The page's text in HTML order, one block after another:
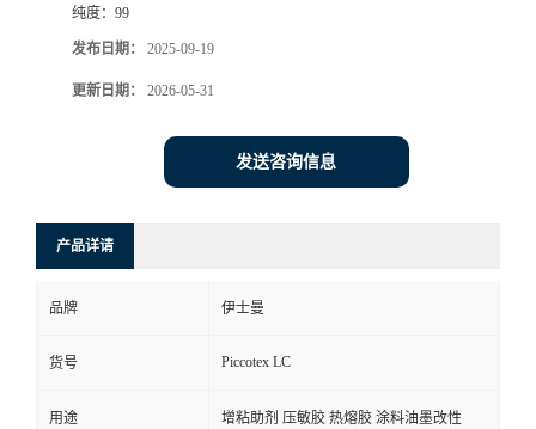
纯度： 99
发布日期： 2025-09-19
更新日期： 2026-05-31
发送咨询信息
产品详请
品牌 伊士曼
货号 Piccotex LC
用途 增粘助剂 压敏胶 热熔胶 涂料油墨改性